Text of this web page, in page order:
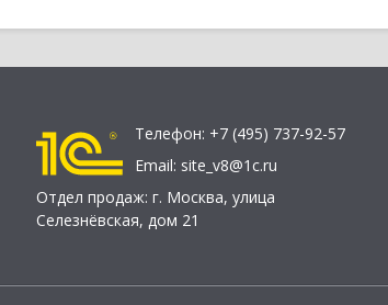
Телефон: +7 (495) 737-92-57
Email: site_v8@1c.ru
Отдел продаж: г. Москва, улица
Селезнёвская, дом 21